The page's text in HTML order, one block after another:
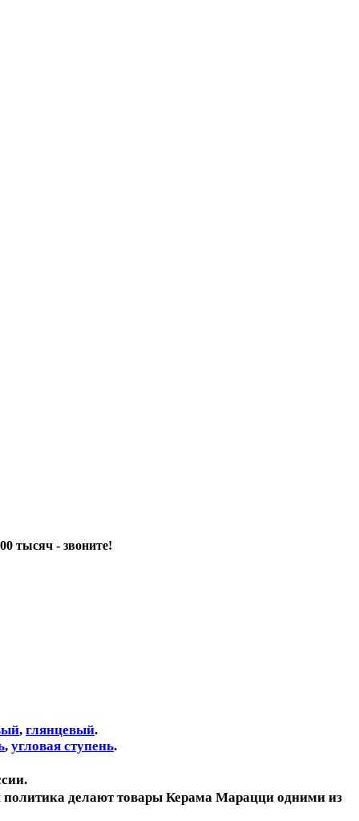
тысяч - звоните!
, глянцевый.
, угловая ступень.
политика делают товары Керама Марацци одними из